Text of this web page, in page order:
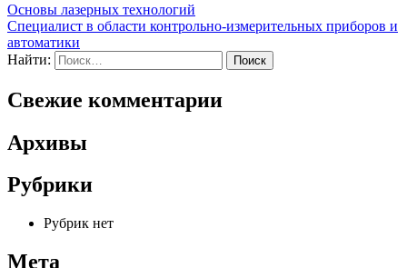
Основы лазерных технологий
Специалист в области контрольно-измерительных приборов и
автоматики
Найти:
Свежие комментарии
Архивы
Рубрики
Рубрик нет
Мета